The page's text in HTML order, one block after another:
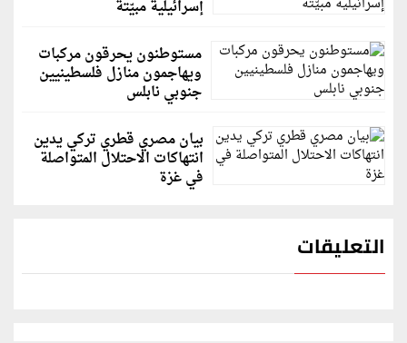
إسرائيلية مبيّتة
مستوطنون يحرقون مركبات
ويهاجمون منازل فلسطينيين
جنوبي نابلس
بيان مصري قطري تركي يدين
انتهاكات الاحتلال المتواصلة
في غزة
التعليقات